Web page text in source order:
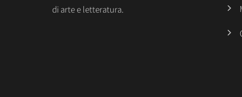
di arte e letteratura.